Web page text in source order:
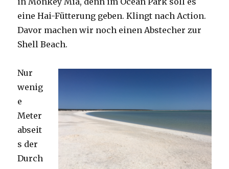
eine Hai-Fütterung geben. Klingt nach Action.
Davor machen wir noch einen Abstecher zur
Shell Beach.
Nur
wenig
e
Meter
abseit
s der
Durch